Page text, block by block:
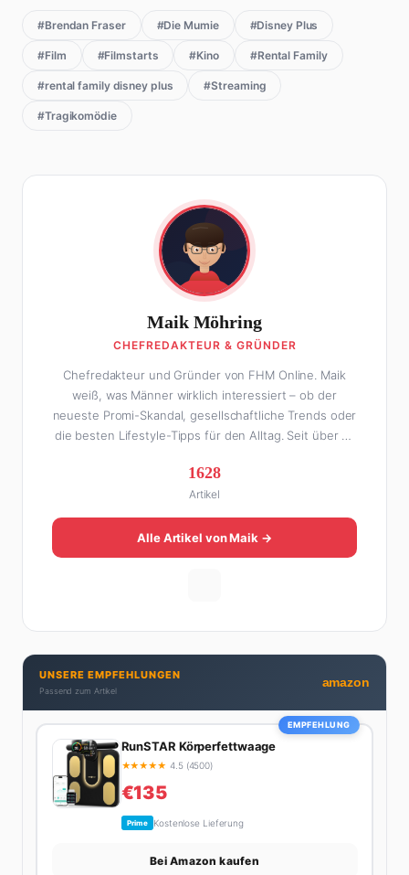
#Brendan Fraser #Die Mumie #Disney Plus
#Film #Filmstarts #Kino #Rental Family
#rental family disney plus #Streaming
#Tragikomödie
Maik Möhring
CHEFREDAKTEUR & GRÜNDER
Chefredakteur und Gründer von FHM Online. Maik
weiß, was Männer wirklich interessiert – ob der
neueste Promi-Skandal, gesellschaftliche Trends oder
die besten Lifestyle-Tipps für den Alltag. Seit über 10
Online zu einer der führenden Männer-Lifestyle-
Plattformen im deutschsprachigen Raum aufgebaut.
Sein Weg dahin war alles andere als geradlinig: Die
eine Hälfte seines Lebens stand er in der
Gastronomie – mit allem, was dazugehört. Die andere
dran. Wenn Maik nicht gerade den heißesten Tratsch
aus der Promi-Welt aufspürt oder die besten
Lifestyle-Empfehlungen zusammenstellt, findet man
ihn beim Wandern in den Schweizer Alpen, am Grill
mit Freunden oder auf der Suche nach dem
perfekten Espresso. Sein Motto: Lieber einmal richtig
1628
Artikel
Alle Artikel von Maik →
UNSERE EMPFEHLUNGEN
Passend zum Artikel
amazon
EMPFEHLUNG
RunSTAR Körperfettwaage
★★★★★ 4.5 (4500)
€135
Prime Kostenlose Lieferung
Bei Amazon kaufen